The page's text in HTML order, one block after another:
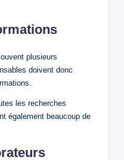
plusieurs
doivent donc
les recherches
également beaucoup de